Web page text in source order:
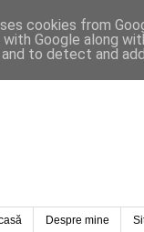
Despre mine
cookies from
with Google along
to detect and